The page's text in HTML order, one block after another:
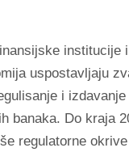
institucije
uspostavljaju
i
banaka. Do kraja
regulatorne